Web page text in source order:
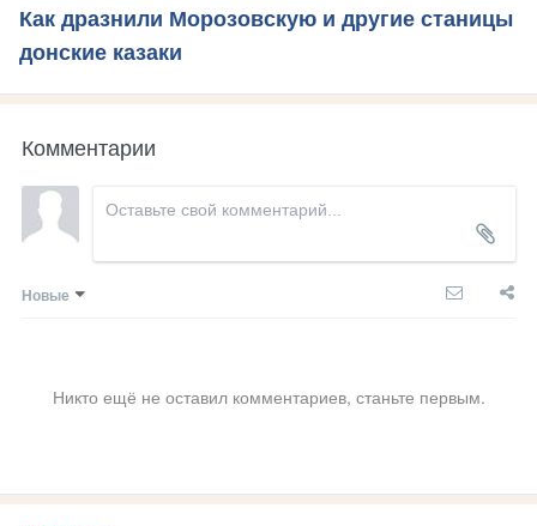
Как дразнили Морозовскую и другие станицы
донские казаки
Комментарии
Новые
Никто ещё не оставил комментариев, станьте первым.